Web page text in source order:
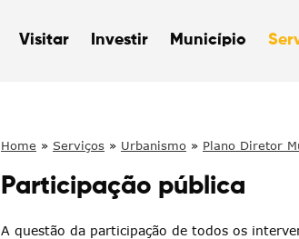
Visitar Investir Município
Home » Serviços» Urbanismo» Plano Diretor
Participação pública
A questão da participação de todos os